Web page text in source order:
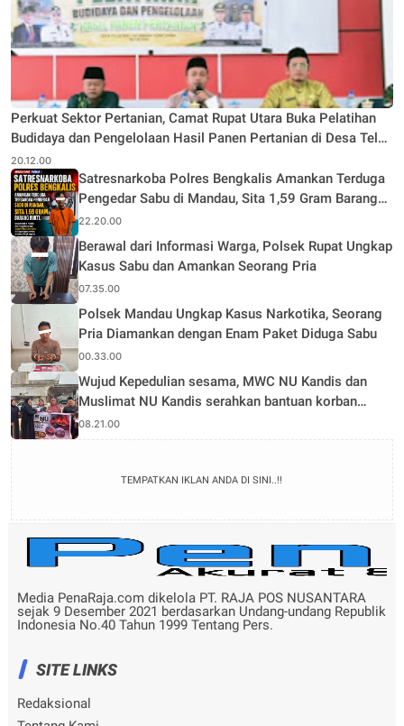
Perkuat Sektor Pertanian, Camat Rupat Utara Buka Pelatihan
Budidaya dan Pengelolaan Hasil Panen Pertanian di Desa Teluk
Rhu
20.12.00
Satresnarkoba Polres Bengkalis Amankan Terduga
Pengedar Sabu di Mandau, Sita 1,59 Gram Barang
Bukti
22.20.00
Berawal dari Informasi Warga, Polsek Rupat Ungkap
Kasus Sabu dan Amankan Seorang Pria
07.35.00
Polsek Mandau Ungkap Kasus Narkotika, Seorang
Pria Diamankan dengan Enam Paket Diduga Sabu
00.33.00
Wujud Kepedulian sesama, MWC NU Kandis dan
Muslimat NU Kandis serahkan bantuan korban
musibah kebakaran
08.21.00
TEMPATKAN IKLAN ANDA DI SINI..!!
Media PenaRaja.com dikelola PT. RAJA POS NUSANTARA
sejak 9 Desember 2021 berdasarkan Undang-undang Republik
Indonesia No.40 Tahun 1999 Tentang Pers.
SITE LINKS
Redaksional